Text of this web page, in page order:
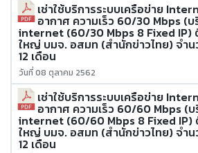
เช่าใช้บริการระบบเครือข่าย
อากาศ ความเร็ว 60/30 Mbps (
internet (60/30 Mbps 8 Fixed IP)
ใหญ่ บมจ. อสมท (สำนักข่าวไทย) จำนว
12 เดือน
วันที่ 08 ตุลาคม 2562
เช่าใช้บริการระบบเครือข่าย
อากาศ ความเร็ว 60/60 Mbps (
internet (60/60 Mbps 8 Fixed
ใหญ่ บมจ. อสมท (สำนักข่าวไทย) จำนว
12 เดือน